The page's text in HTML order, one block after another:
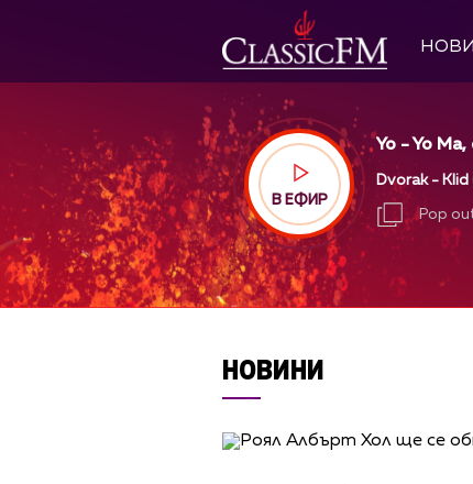
В ЕФИР
Yo - Yo
Dvorak -
Pop
НОВИНИ